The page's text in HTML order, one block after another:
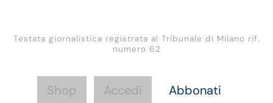
Testata giornalistica registrata al Tribunale di Milano rif.
numero 62
Shop Accedi Abbonati